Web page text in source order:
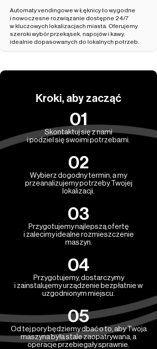
Automaty vendingowe w Łęknicy to wygodne
i nowoczesne rozwiązanie dostępne 24/7
w kluczowych lokalizacjach miasta. Oferujemy
szeroki wybór przekąsek, napojów i kawy,
idealnie dopasowanych do lokalnych potrzeb.
Kroki, aby zacząć
01
Skontaktuj się z nami
i podziel się swoimi potrzebami.
02
Wybierz dogodny termin, a my
przeanalizujemy potrzeby Twojej
lokalizacji.
03
Przygotujemy najlepszą ofertę
i zalecimy idealne rozmieszczenie
maszyn.
04
Przygotujemy, dostarczymy
i zainstalujemy urządzenie bezpłatnie w
uzgodnionym miejscu.
05
Od tej pory będziemy dbać o to, aby Twoja
maszyna była stale zaopatrywana, a
operacje przebiegały sprawnie.